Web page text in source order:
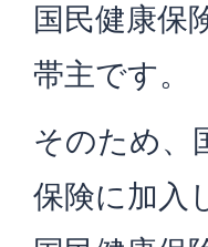
国民健康保
帯主です。
そのため、
保険に加入